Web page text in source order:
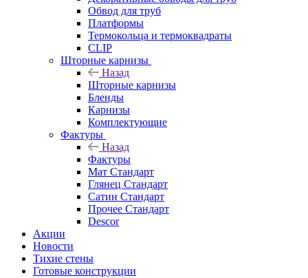
Обвод для труб
Платформы
Термокольца и термоквадраты
CLIP
Шторные карнизы
Назад
Шторные карнизы
Бленды
Карнизы
Комплектующие
Фактуры
Назад
Фактуры
Мат Стандарт
Глянец Стандарт
Сатин Стандарт
Прочее Стандарт
Descor
Акции
Новости
Тихие стены
Готовые конструкции